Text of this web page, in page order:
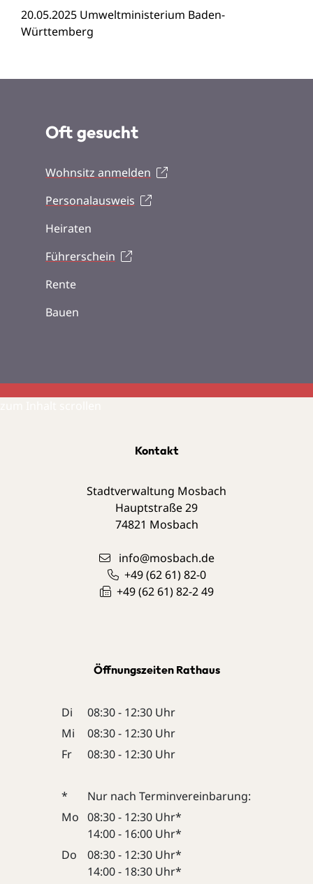
20.05.2025 Umweltministerium Baden-
Württemberg
Oft gesucht
Wohnsitz anmelden
Personalausweis
Heiraten
Führerschein
Rente
Bauen
Kontakt
Stadtverwaltung Mosbach
Hauptstraße 29
74821 Mosbach
info@mosbach.de
+49 (62 61) 82-0
+49 (62 61) 82-2 49
Öffnungszeiten Rathaus
Di
08:30 - 12:30 Uhr
Mi
08:30 - 12:30 Uhr
Fr
08:30 - 12:30 Uhr
*
Nur nach Terminvereinbarung:
Mo 08:30 - 12:30 Uhr*
14:00 - 16:00 Uhr*
Do
08:30 - 12:30 Uhr*
14:00 - 18:30 Uhr*